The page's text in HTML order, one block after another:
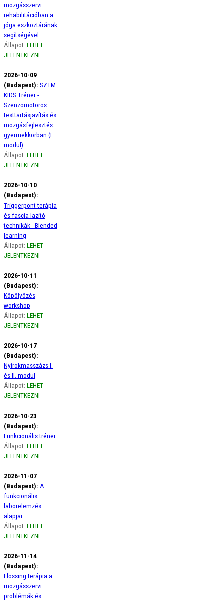
mozgásszervi
rehabilitációban a
jóga eszköztárának
segítségével
Állapot: LEHET
JELENTKEZNI
2026-10-09
(Budapest): SZTM
KIDS Tréner -
Szenzomotoros
testtartásjavítás és
mozgásfejlesztés
gyermekkorban (I.
modul)
Állapot: LEHET
JELENTKEZNI
2026-10-10
(Budapest):
Triggerpont terápia
és fascia lazító
technikák - Blended
learning
Állapot: LEHET
JELENTKEZNI
2026-10-11
(Budapest):
Köpölyözés
workshop
Állapot: LEHET
JELENTKEZNI
2026-10-17
(Budapest):
Nyirokmasszázs I.
és II. modul
Állapot: LEHET
JELENTKEZNI
2026-10-23
(Budapest):
Funkcionális tréner
Állapot: LEHET
JELENTKEZNI
2026-11-07
(Budapest): A
funkcionális
laborelemzés
alapjai
Állapot: LEHET
JELENTKEZNI
2026-11-14
(Budapest):
Flossing terápia a
mozgásszervi
problémák és